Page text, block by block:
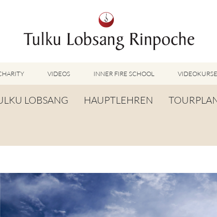
VIDEOS
TUMMO VIDEOS
TV-BEITRÄGE & INTERVIEWS
INNER FIRE SCHOOL VIDEOKURSE
LOBSANG HAUPTLEHREN
LU JONG
TOG CHÖD
TSA LUNG